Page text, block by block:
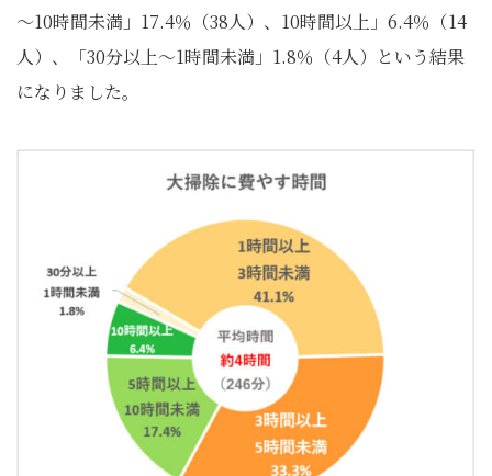
～10時間未満」17.4％（38人）、10時間以上」6.4％（14
人）、「30分以上～1時間未満」1.8％（4人）という結果
になりました。